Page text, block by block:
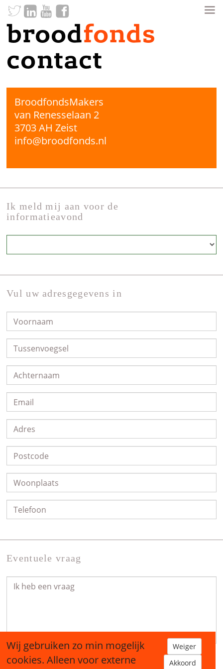
broodfonds
contact
BroodfondsMakers
van Renesselaan 2
3703 AH Zeist
info@broodfonds.nl
Ik meld mij aan voor de
informatieavond
Vul uw adresgegevens in
Eventuele vraag
Wij gebruiken zo min mogelijk
cookies. Alleen voor externe
Weiger
Akkoord